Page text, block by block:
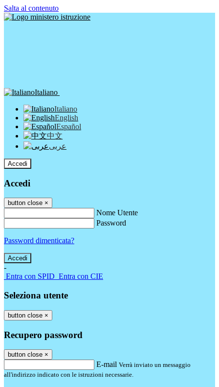
Salta al contenuto
Italiano
Italiano
English
Español
中文
عربى
Accedi
Accedi
button close ×
Nome Utente
Password
Password dimenticata?
-
Entra con SPID Entra con CIE
Seleziona utente
button close ×
Recupero password
button close ×
E-mail Verrà inviato un messaggio
all'indirizzo indicato con le istruzioni necessarie.